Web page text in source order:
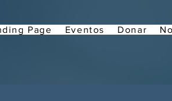
Page Eventos Donar